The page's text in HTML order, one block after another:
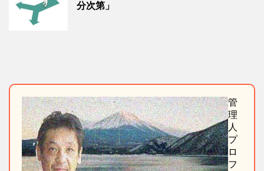
分次第」
管
理
人
プ
ロ
フ